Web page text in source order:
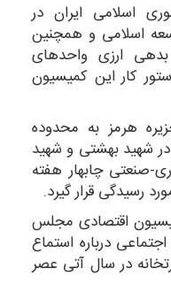
اسلامی ایران در
اسلامی و همچنین
ارزی واحدهای
کار این کمیسیون
هرمز به محدوده
شهید بهشتی و شهید
صنعتی چابهار هفته
رسیدگی قرار گیرد.
اقتصادی مجلس
درباره استماع
در سال آتی عصر